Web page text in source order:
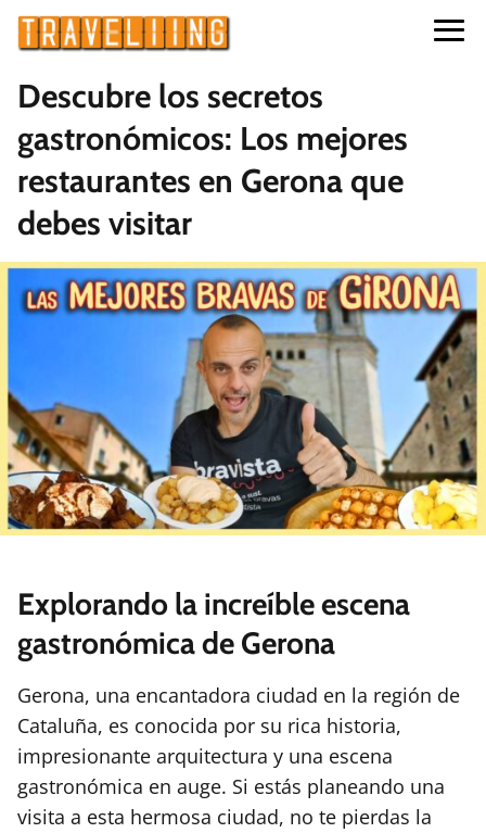
Descubre los secretos
gastronómicos: Los mejores
restaurantes en Gerona que
debes visitar
Explorando la increíble escena
gastronómica de Gerona
Gerona, una encantadora ciudad en la región de
Cataluña, es conocida por su rica historia,
impresionante arquitectura y una escena
gastronómica en auge. Si estás planeando una
visita a esta hermosa ciudad, no te pierdas la